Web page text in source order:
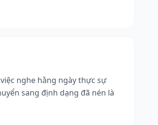
nghe hằng ngày thực sự
sang định dạng đã nén là